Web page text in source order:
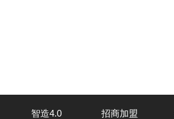
智造4.0 招商加盟